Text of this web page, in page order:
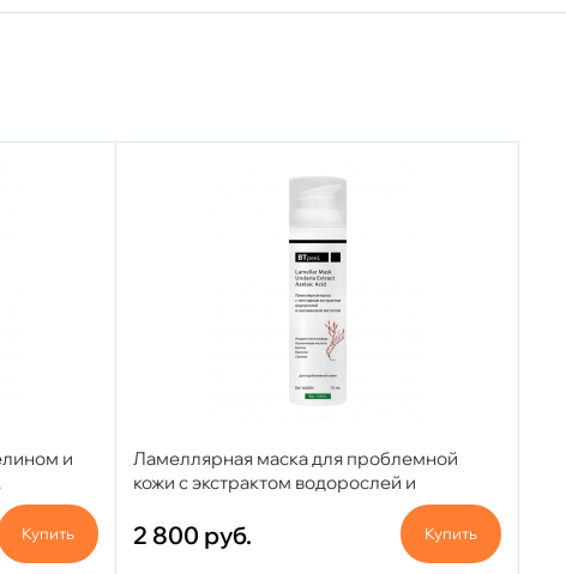
и
Купить
Ламеллярная маска для проблемной
кожи с экстрактом водорослей и
2 800 руб. Купить